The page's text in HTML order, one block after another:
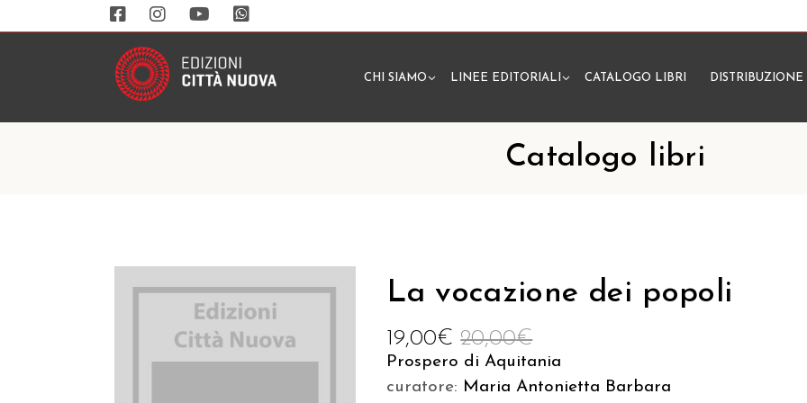
CHI SIAMO LINEE EDITORIALI CATALOGO LIBRI DISTRIBUZIONE
Catalogo libri
La vocazione dei popoli
20,00€
19,00€
Prospero di Aquitania
curatore: Maria Antonietta Barbara